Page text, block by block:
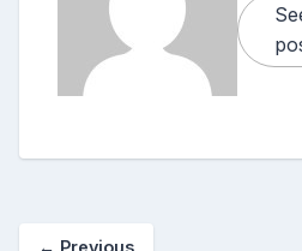
← Previous